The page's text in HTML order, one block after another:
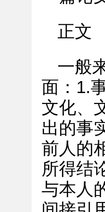
正文
一般
面：1.
文化、
出的事
前人的
所得结
与本人